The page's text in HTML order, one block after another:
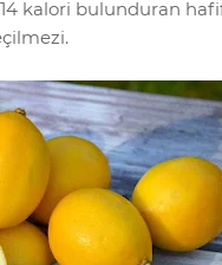
kalori bulunduran